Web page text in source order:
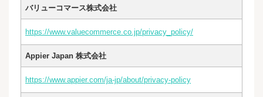
バリューコマース株式会社
https://www.valuecommerce.co.jp/privacy_policy/
Appier Japan 株式会社
https://www.appier.com/ja-jp/about/privacy-policy